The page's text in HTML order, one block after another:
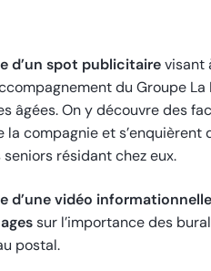
d’un spot publicitairevisant
du Groupe La
âgées. On y découvre des
la compagnie et s’enquièrent
résidant chez eux.
d’une vidéo informationnelle
sur l’importance des
postal.